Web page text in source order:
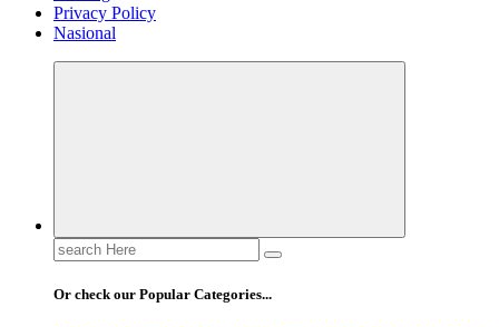
Privacy Policy
Nasional
Search
for:
Or check our Popular Categories...